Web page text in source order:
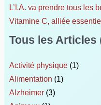
L’I.A. va prendre tous les
Vitamine C, alliée
Tous les Articles
Activité physique(1)
Alimentation (1)
Alzheimer(3)